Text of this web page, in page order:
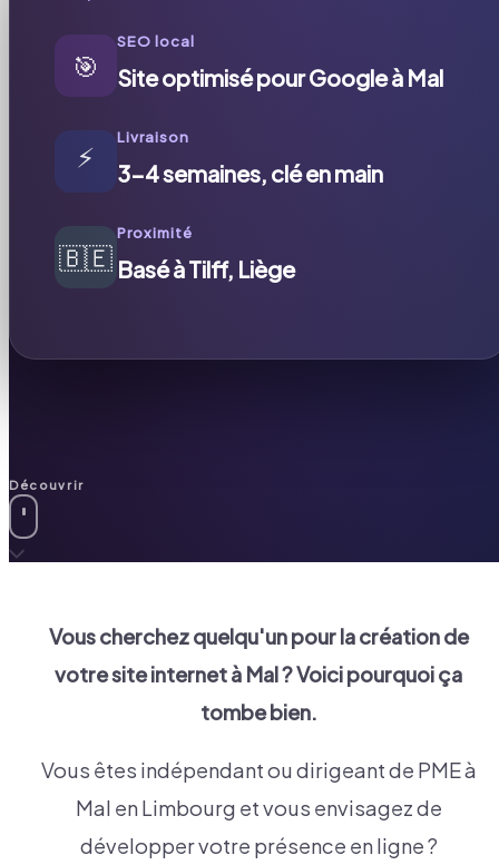
🎯
SEO local
Site optimisé pour Google à Mal
⚡
Livraison
3-4 semaines, clé en main
🇧🇪
Proximité
Basé à Tilff, Liège
Découvrir
Vous cherchez quelqu'un pour la création de
votre site internet à Mal? Voici pourquoi ça
tombe bien.
Vous êtes indépendant ou dirigeant de PME à
Mal en Limbourg et vous envisagez de
développer votre présence en ligne ?